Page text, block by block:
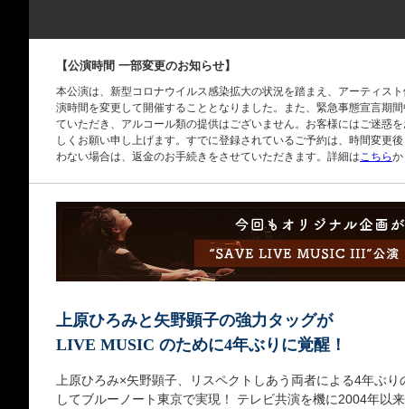
【公演時間 一部変更のお知らせ】
本公演は、新型コロナウイルス感染拡大の状況を踏まえ、アーティス
演時間を変更して開催することとなりました。また、緊急事態宣言期
ていただき、アルコール類の提供はございません。お客様にはご迷惑
しくお願い申し上げます。すでに登録されているご予約は、時間変更
わない場合は、返金のお手続きをさせていただきます。詳細はこちら
上原ひろみと矢野顕子の強力タッグが
LIVE MUSIC のために4年ぶりに覚醒！
上原ひろみ×矢野顕子、リスペクトしあう両者による4年ぶ
してブルーノート東京で実現！ テレビ共演を機に2004年以